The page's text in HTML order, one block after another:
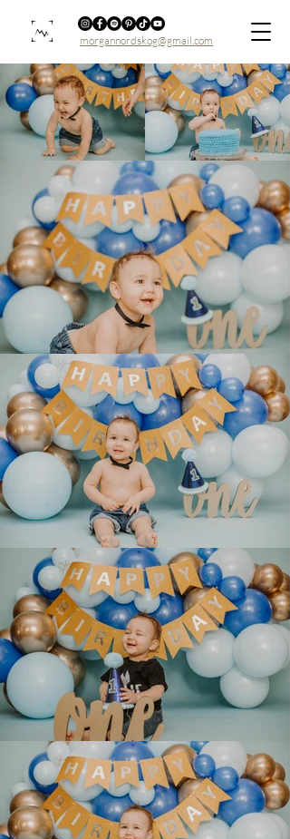
morgannordskog@gmail.com